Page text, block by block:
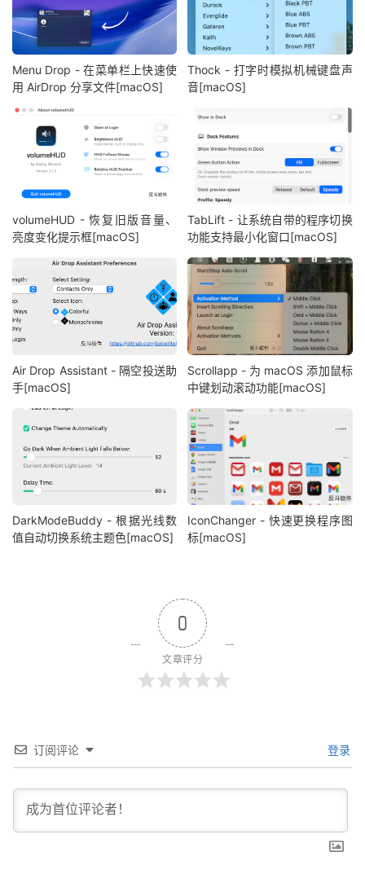
Menu Drop - 在菜单栏上快速使
用 AirDrop 分享文件[macOS]
Thock - 打字时模拟机械键盘声
音[macOS]
volumeHUD - 恢复旧版音量、
亮度变化提示框[macOS]
TabLift - 让系统自带的程序切换
功能支持最小化窗口[macOS]
Air Drop Assistant - 隔空投送助
手[macOS]
Scrollapp - 为 macOS 添加鼠标
中键划动滚动功能[macOS]
DarkModeBuddy - 根据光线数
值自动切换系统主题色[macOS]
IconChanger - 快速更换程序图
标[macOS]
0
文章评分
订阅评论 登录